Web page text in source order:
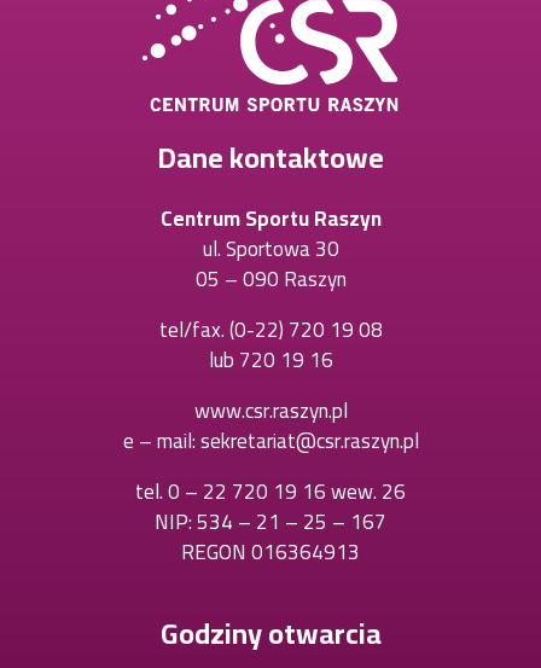
Dane kontaktowe
Centrum Sportu Raszyn
ul. Sportowa 30
05 – 090 Raszyn
tel/fax.(0-22) 720 19 08
karcie
lub720 19 16
w
nowej
karcie
www.csr.raszyn.pl
e – mail:sekretariat@csr.raszyn.pl
tel.0 – 22 720 19 16 wew. 26
NIP: 534 – 21 – 25 – 167
REGON 016364913
Godziny otwarcia